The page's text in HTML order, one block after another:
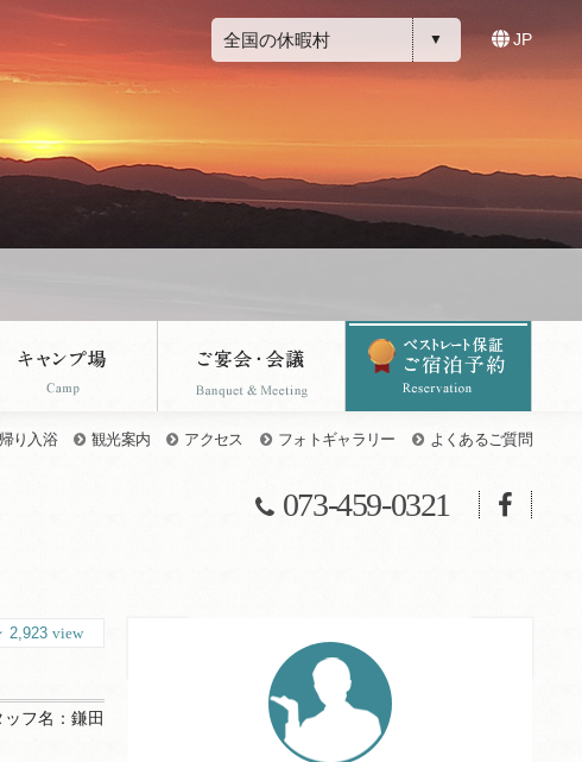
全国の休暇村 JP
り入浴 観光案内 アクセス フォトギャラリー よくあるご質問
073-459-0321
2,923 view
ッフ名： 鎌田